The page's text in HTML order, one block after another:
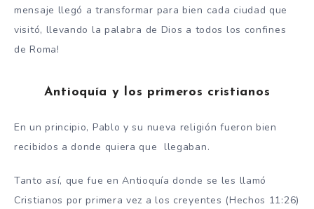
mensaje llegó a transformar para bien cada ciudad que
visitó, llevando la palabra de Dios a todos los confines
de Roma!
Antioquía y los primeros cristianos
En un principio, Pablo y su nueva religión fueron bien
recibidos a donde quiera que llegaban.
Tanto así, que fue en Antioquía donde se les llamó
Cristianos por primera vez a los creyentes (Hechos 11:26)